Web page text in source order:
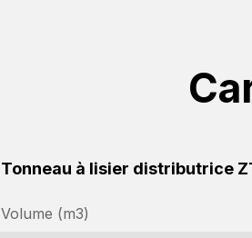
Tonneau à lisier distributrice
Volume (m3)